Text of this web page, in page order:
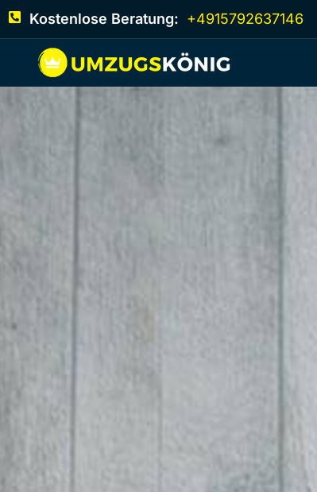
Kostenlose Beratung: +4915792637146